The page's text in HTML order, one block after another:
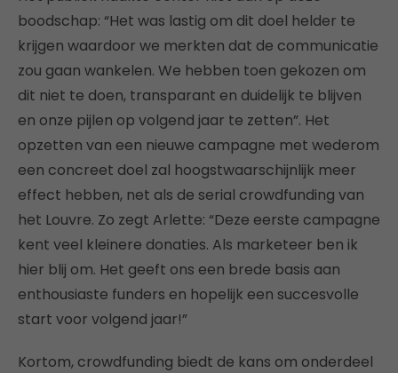
boodschap: “Het was lastig om dit doel helder te
krijgen waardoor we merkten dat de communicatie
zou gaan wankelen. We hebben toen gekozen om
dit niet te doen, transparant en duidelijk te blijven
en onze pijlen op volgend jaar te zetten”. Het
opzetten van een nieuwe campagne met wederom
een concreet doel zal hoogstwaarschijnlijk meer
effect hebben, net als de serial crowdfunding van
het Louvre. Zo zegt Arlette: “Deze eerste campagne
kent veel kleinere donaties. Als marketeer ben ik
hier blij om. Het geeft ons een brede basis aan
enthousiaste funders en hopelijk een succesvolle
start voor volgend jaar!”
Kortom, crowdfunding biedt de kans om onderdeel